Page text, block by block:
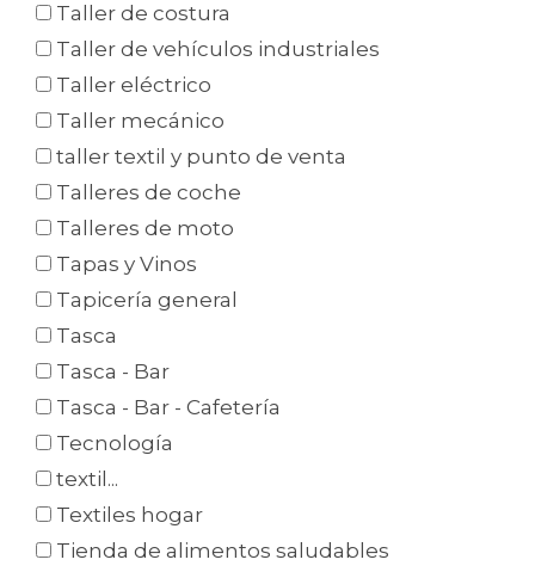
Taller de costura
Taller de vehículos industriales
Taller eléctrico
Taller mecánico
taller textil y punto de venta
Talleres de coche
Talleres de moto
Tapas y Vinos
Tapicería general
Tasca
Tasca - Bar
Tasca - Bar - Cafetería
Tecnología
textil...
Textiles hogar
Tienda de alimentos saludables